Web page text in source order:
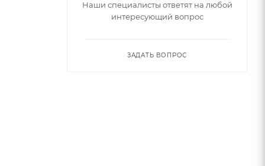
Наши специалисты ответят на любой
интересующий вопрос
ЗАДАТЬ ВОПРОС